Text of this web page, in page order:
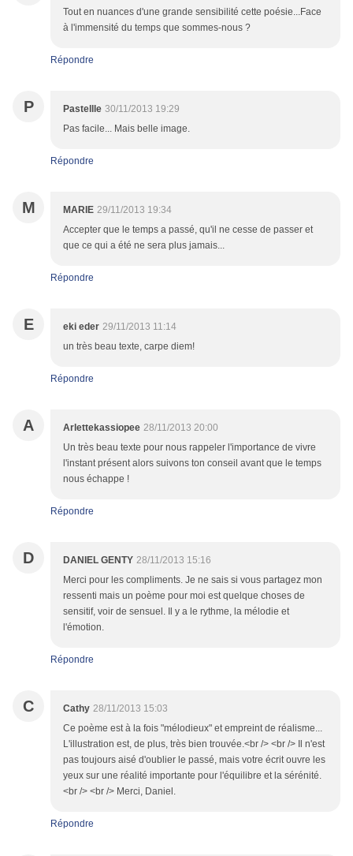
Tout en nuances d'une grande sensibilité cette poésie...Face
à l'immensité du temps que sommes-nous ?
Répondre
P Pastellle 30/11/2013 19:29
Pas facile... Mais belle image.
Répondre
M MARIE 29/11/2013 19:34
Accepter que le temps a passé, qu'il ne cesse de passer et
que ce qui a été ne sera plus jamais...
Répondre
E eki eder 29/11/2013 11:14
un très beau texte, carpe diem!
Répondre
A Arlettekassiopee 28/11/2013 20:00
Un très beau texte pour nous rappeler l'importance de vivre
l'instant présent alors suivons ton conseil avant que le temps
nous échappe !
Répondre
D DANIEL GENTY 28/11/2013 15:16
Merci pour les compliments. Je ne sais si vous partagez mon
ressenti mais un poème pour moi est quelque choses de
sensitif, voir de sensuel. Il y a le rythme, la mélodie et
l'émotion.
Répondre
C Cathy 28/11/2013 15:03
Ce poème est à la fois "mélodieux" et empreint de réalisme...
L'illustration est, de plus, très bien trouvée.<br /> <br /> Il n'est
pas toujours aisé d'oublier le passé, mais votre écrit ouvre les
yeux sur une réalité importante pour l'équilibre et la sérénité.
<br /> <br /> Merci, Daniel.
Répondre